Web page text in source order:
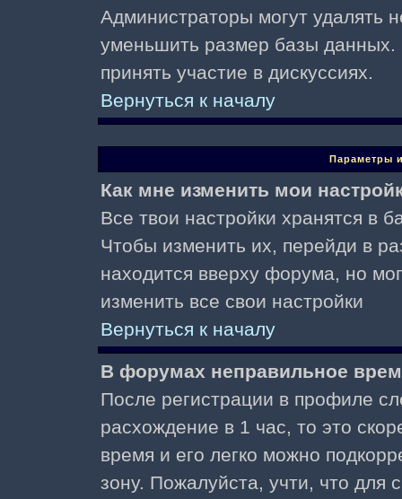
Администраторы могут удалять
уменьшить размер базы данных.
принять участие в дискуссиях.
Вернуться к началу
Параметры
Как мне изменить мои
Все твои настройки хранятся в
Чтобы изменить их, перейди в
находится вверху форума, но
изменить все свои настройки
Вернуться к началу
В форумах неправильное
После регистрации в профиле
расхождение в 1 час, то это
время и его легко можно
зону. Пожалуйста, учти, что для